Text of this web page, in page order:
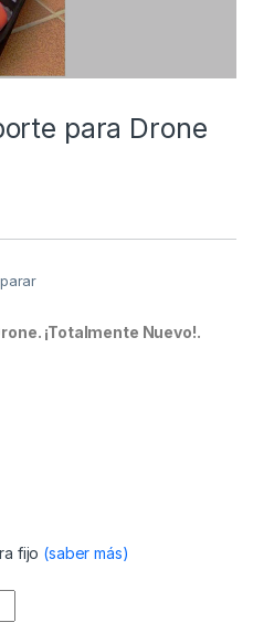
para Drone
¡Totalmente Nuevo!.
fijo (saber más)
(2076) quantity